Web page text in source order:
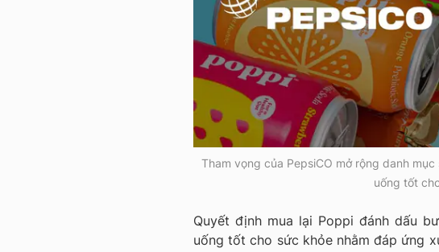
Tham vọng của PepsiCO mở rộng danh
uống tốt
Quyết định mua lại Poppi đánh dấu
uống tốt cho sức khỏe nhằm đáp ứng